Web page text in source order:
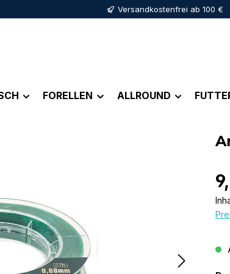
Versandkostenfrei ab 100 €
FORELLEN ALLROUND